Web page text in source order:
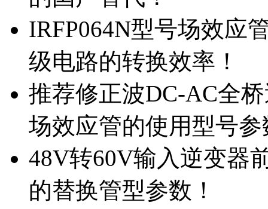
IRFP064N型号场效应
级电路的转换效率！
推荐修正波DC-AC全
场效应管的使用型号参
48V转60V输入逆变器
的替换管型参数！